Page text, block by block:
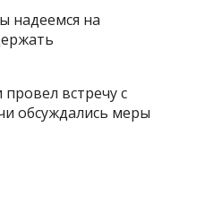
надеемся на
встречу с
обсуждались меры